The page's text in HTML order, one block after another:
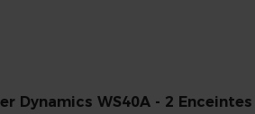
Dynamics WS40A - 2